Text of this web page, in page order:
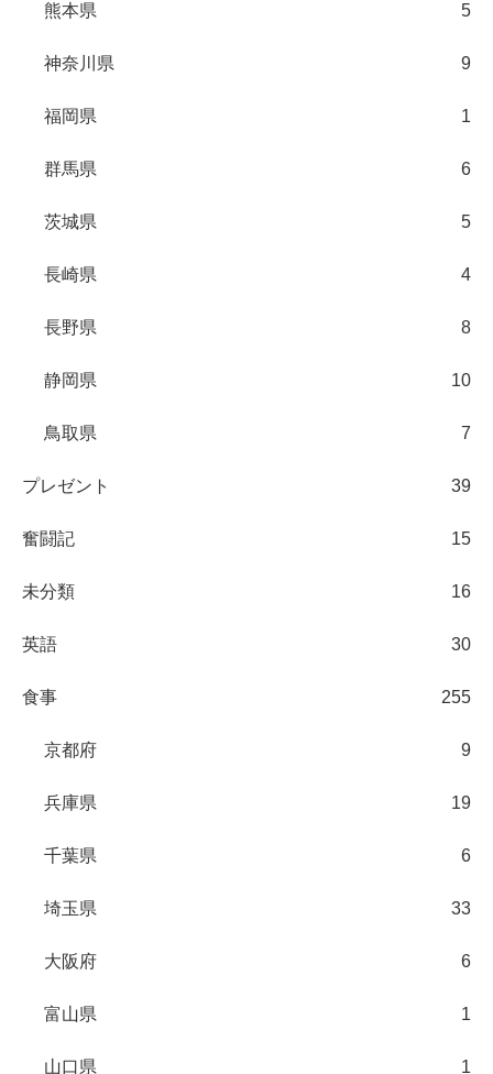
熊本県 5
神奈川県 9
福岡県 1
群馬県 6
茨城県 5
長崎県 4
長野県 8
静岡県 10
鳥取県 7
プレゼント 39
奮闘記 15
未分類 16
英語 30
食事 255
京都府 9
兵庫県 19
千葉県 6
埼玉県 33
大阪府 6
富山県 1
山口県 1